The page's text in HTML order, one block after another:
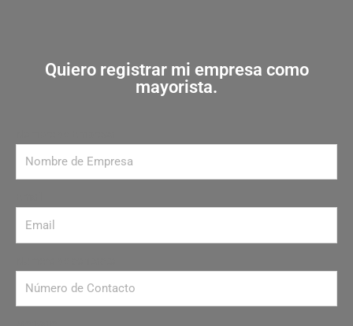
Quiero registrar mi empresa como
mayorista.